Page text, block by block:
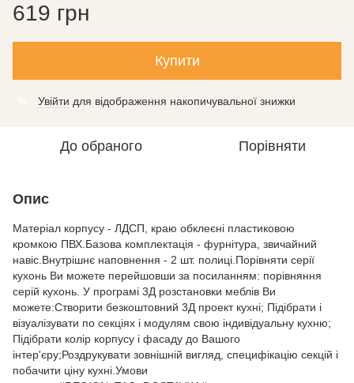
619 грн
Купити
Увійти для відображення накопичувальної знижки
До обраного Порівняти
Опис
Матеріал корпусу - ЛДСП, краю обклеєні пластиковою
кромкою ПВХ.Базова комплектація - фурнітура, звичайний
навіс.Внутрішнє наповнення - 2 шт. полиці.Порівняти серії
кухонь Ви можете перейшовши за посиланням: порівняння
серій кухонь. У програмі 3Д розстановки меблів Ви
можете:Створити безкоштовний 3Д проект кухні; Підібрати і
візуалізувати по секціях і модулям свою індивідуальну кухню;
Підібрати колір корпусу і фасаду до Вашого
інтер'єру;Роздрукувати зовнішній вигляд, специфікацію секцій і
побачити ціну кухні.Умови